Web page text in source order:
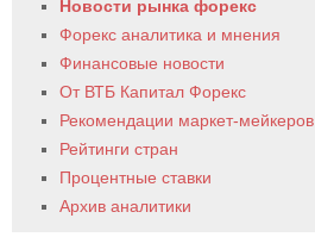
Новости рынка форекс
Форекс аналитика и мнения
Финансовые новости
От ВТБ Капитал Форекс
Рекомендации маркет-мейкеров
Рейтинги стран
Процентные ставки
Архив аналитики